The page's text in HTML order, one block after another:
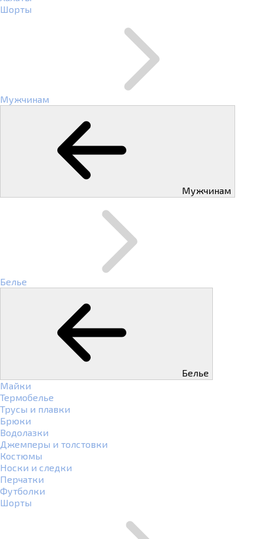
Шорты
Мужчинам
Мужчинам
Белье
Белье
Майки
Термобелье
Трусы и плавки
Брюки
Водолазки
Джемперы и толстовки
Костюмы
Носки и следки
Перчатки
Футболки
Шорты